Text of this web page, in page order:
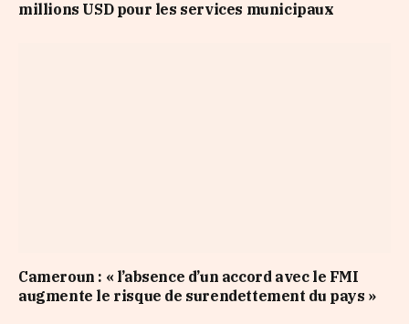
millions USD pour les services municipaux
Cameroun : « l’absence d’un accord avec le FMI
augmente le risque de surendettement du pays »